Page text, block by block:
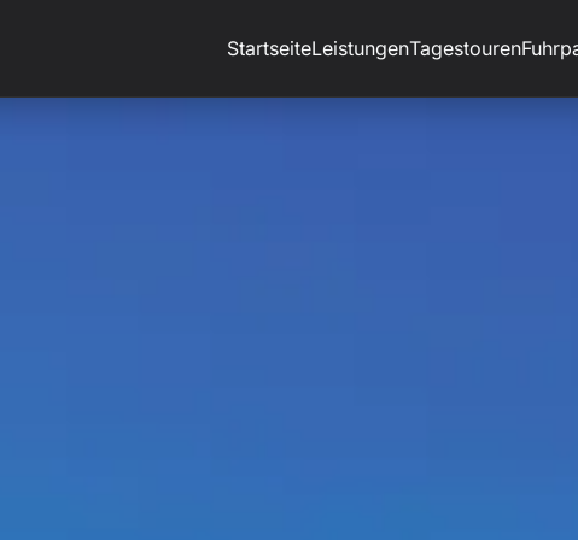
StartseiteLeistungenTagestouren